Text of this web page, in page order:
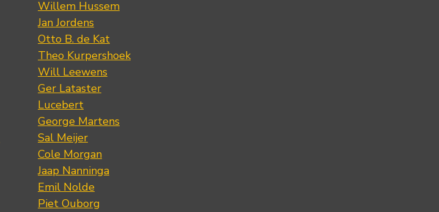
Willem Hussem
Jan Jordens
Otto B. de Kat
Theo Kurpershoek
Will Leewens
Ger Lataster
Lucebert
George Martens
Sal Meijer
Cole Morgan
Jaap Nanninga
Emil Nolde
Piet Ouborg